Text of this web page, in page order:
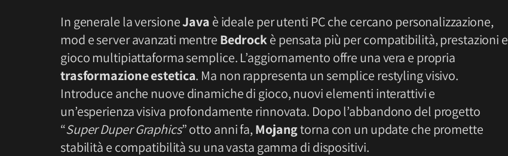
In generale la versioneJava è ideale per utenti PC che cercano personalizzazione,
mod e server avanzati mentre Bedrock è pensata più per compatibilità, prestazioni e
gioco multipiattaforma semplice. L’aggiornamento offre una vera e propria
trasformazione estetica. Ma non rappresenta un semplice restyling visivo.
Introduce anche nuove dinamiche di gioco, nuovi elementi interattivi e
un’esperienza visiva profondamente rinnovata. Dopo l’abbandono del progetto
“Super Duper Graphics” otto anni fa, Mojangtorna con un update che promette
stabilità e compatibilità su una vasta gamma di dispositivi.